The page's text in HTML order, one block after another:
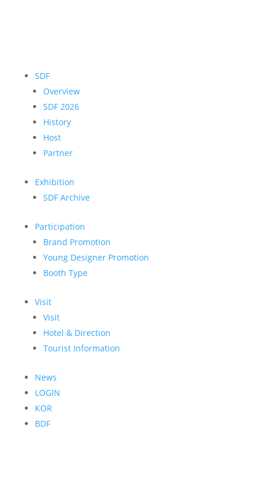
SDF
Overview
SDF 2026
History
Host
Partner
Exhibition
SDF Archive
Participation
Brand Promotion
Young Designer Promotion
Booth Type
Visit
Visit
Hotel & Direction
Tourist Information
News
LOGIN
KOR
BDF